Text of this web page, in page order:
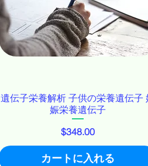
遺伝子栄養解析 子供の栄養遺伝子
娠栄養遺伝子
価格
$348.00
カートに入れる